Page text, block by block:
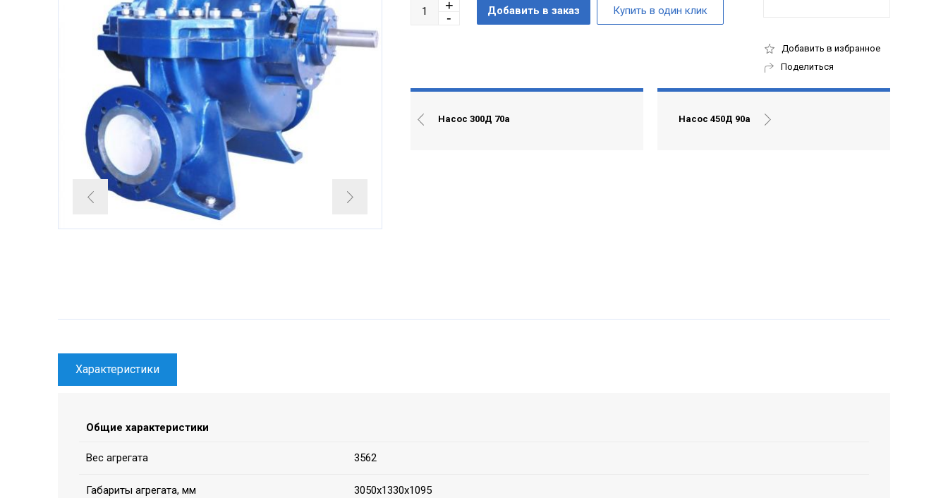
Добавить в избранное
Поделиться
Насос 300Д 70а Насос 450Д 90а
Характеристики
Общие характеристики
Вес агрегата 3562
Габариты агрегата, мм 3050х1330х1095